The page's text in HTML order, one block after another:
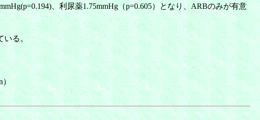
、利尿薬1.75mmHg（p=0.605）となり、ARBのみが有意
いる。
）